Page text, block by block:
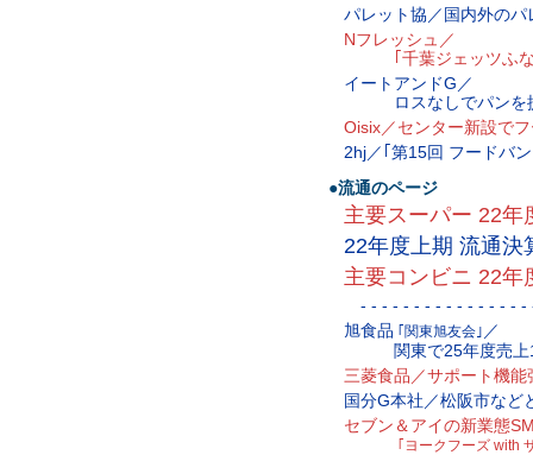
パレット協／国内外の
Nフレッシュ／
｢千葉ジェッツふな
イートアンドG／
ロスなしでパンを提
Oisix／センター新設で
2hj／｢第15回 フードバ
●流通のページ
主要スーパー 22年
22年度上期 流通決
主要コンビニ 22年
- - - - - - - - - - - - - - - -
旭食品 ｢関東旭友会｣ ／
関東で25年度売上
三菱食品／サポート機
国分G本社／松阪市など
セブン＆アイの新業態
｢ヨークフーズ with